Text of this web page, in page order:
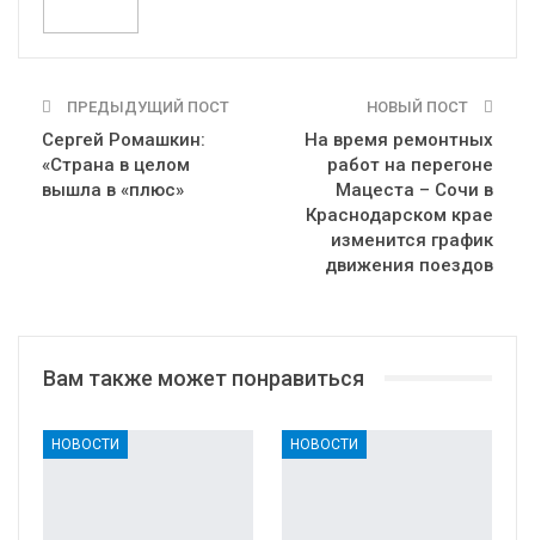
ПРЕДЫДУЩИЙ ПОСТ
Сергей Ромашкин:
«Страна в целом
вышла в «плюс»
НОВЫЙ ПОСТ
На время ремонтных
работ на перегоне
Мацеста – Сочи в
Краснодарском крае
изменится график
движения поездов
Вам также может понравиться
НОВОСТИ НОВОСТИ